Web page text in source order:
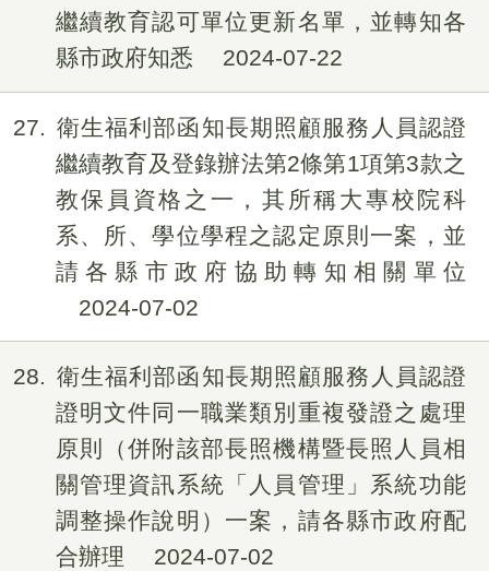
繼續教育認可單位更新名單，並轉知各
縣市政府知悉
2024-07-22
27
衛生福利部函知長期照顧服務人員認證
繼續教育及登錄辦法第2條第1項第3款之
教保員資格之一，其所稱大專校院科
系、所、學位學程之認定原則一案，並
請各縣市政府協助轉知相關單位
2024-07-02
28
衛生福利部函知長期照顧服務人員認證
證明文件同一職業類別重複發證之處理
原則（併附該部長照機構暨長照人員相
關管理資訊系統「人員管理」系統功能
調整操作說明）一案，請各縣市政府配
合辦理
2024-07-02